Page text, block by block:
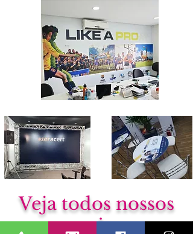
Veja todos nossos
serviços